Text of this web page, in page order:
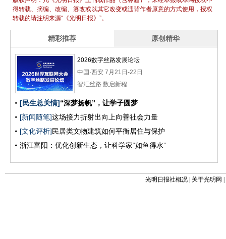
光明日报社概况 关于光明网